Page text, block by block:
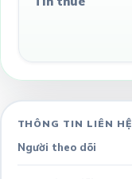
THÔNG TIN LIÊN HỆ
Người theo dõi